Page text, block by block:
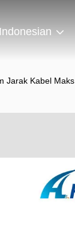
Indonesian
Jarak Kabel Maks